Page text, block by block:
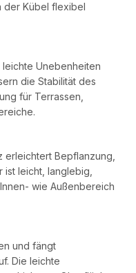
der Kübel flexibel
Unebenheiten
die Stabilität des
für Terrassen,
erleichtert Bepflanzung,
ist leicht, langlebig,
wie Außenbereich
und fängt
Die leichte